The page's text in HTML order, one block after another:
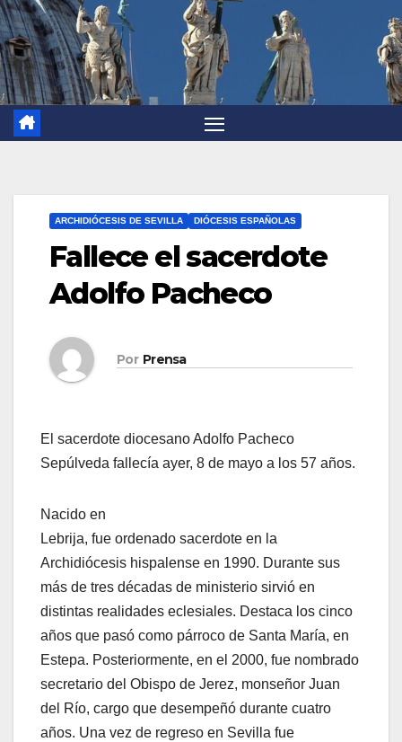
ARCHIDIÓCESIS DE SEVILLA DIÓCESIS ESPAÑOLAS
Fallece el sacerdote
Adolfo Pacheco
Por Prensa
El sacerdote diocesano Adolfo Pacheco
Sepúlveda fallecía ayer, 8 de mayo a los 57 años.
Nacido en
Lebrija, fue ordenado sacerdote en la
Archidiócesis hispalense en 1990. Durante sus
más de tres décadas de ministerio sirvió en
distintas realidades eclesiales. Destaca los cinco
años que pasó como párroco de Santa María, en
Estepa. Posteriormente, en el 2000, fue nombrado
secretario del Obispo de Jerez, monseñor Juan
del Río, cargo que desempeñó durante cuatro
años. Una vez de regreso en Sevilla fue